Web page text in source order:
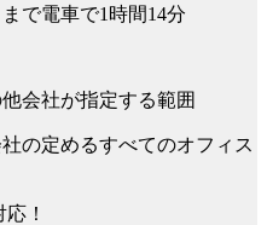
で電車で1時間14分
会社が指定する範囲
の定めるすべてのオフィス
！